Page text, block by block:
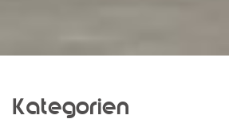
Kategorien